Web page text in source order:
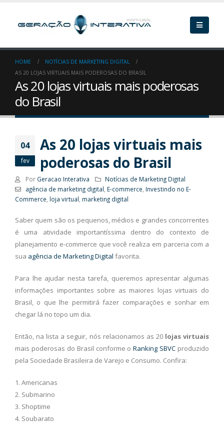
HOME
NOTÍCIAS DE MARKETING DIGITAL
AS 20 LOJAS VIRTUAIS MAIS PODEROSAS DO BRASIL
As 20 lojas virtuais mais poderosas
do Brasil
04
fev
As 20 lojas virtuais mais
poderosas do Brasil
Por Geracao Interativa
Notícias de Marketing Digital
agência de marketing digital E-commerce Investindo no E-
Commerce loja virtual marketing digital
Saber quem são os pequenos, médios e grandes concorrentes
é uma atividade importantíssima dentro do contexto de
planejamento e-commerce que você realiza em parceria com a
sua agência de Marketing Digital favorita.
Para lhe ajudar nesta tarefa, queremos apresentar algumas
informações importantes sobre as maiores lojas virtuais do
Brasil, o que lhe permitirá fazer comparações e sonhar em
chegar lá no topo um dia.
Então, na lista a seguir, nós relacionamos as 20 lojas virtuais
mais poderosas do Brasil conforme oRanking SBVC produzido
pela Sociedade Brasileira de Varejo e Consumo. Confira:
1. Americanas
2. Submarino
3. Shoptime
4. Soubarato